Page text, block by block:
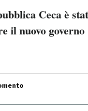
Ceca è
il nuovo governo